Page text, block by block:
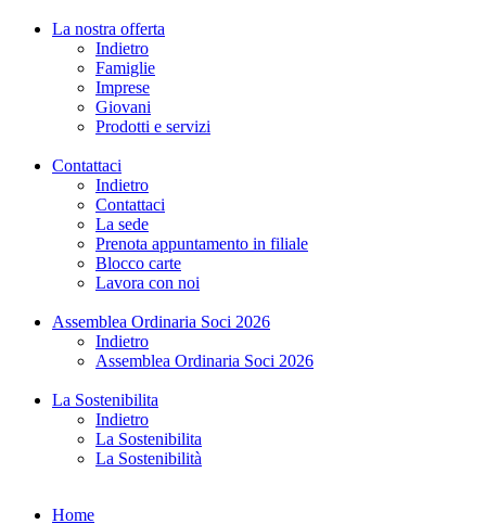
La nostra offerta
Indietro
Famiglie
Imprese
Giovani
Prodotti e servizi
Contattaci
Indietro
Contattaci
La sede
Prenota appuntamento in filiale
Blocco carte
Lavora con noi
Assemblea Ordinaria Soci 2026
Indietro
Assemblea Ordinaria Soci 2026
La Sostenibilita
Indietro
La Sostenibilita
La Sostenibilità
Home